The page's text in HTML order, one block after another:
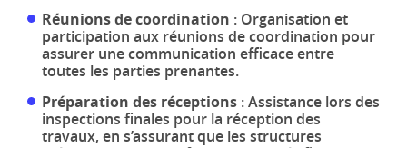
Réunions de coordination : Organisation et
participation aux réunions de coordination pour
assurer une communication efficace entre
toutes les parties prenantes.
Préparation des réceptions : Assistance lors des
inspections finales pour la réception des
travaux, en s’assurant que les structures